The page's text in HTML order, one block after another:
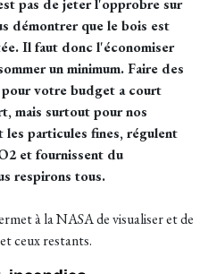
pas de jeter l'opprobre sur
démontrer que le bois est
Il faut donc l'économiser
un minimum. Faire des
votre budget a court
mais surtout pour nos
particules fines, régulent
et fournissent du
respirons tous.
à la NASA de visualiser et de
ceux restants.